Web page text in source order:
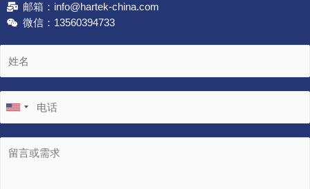
邮箱：info@hartek-china.com
微信：13560394733